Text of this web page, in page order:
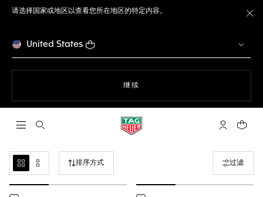
请选择国家或地区以查看您所在地区的特定内容。
United States
继续
打开搜索 My TAG您的